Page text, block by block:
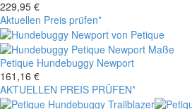
229,95 €
Aktuellen Preis prüfen*
Petique Hundebuggy Newport
161,16 €
AKTUELLEN PREIS PRÜFEN*